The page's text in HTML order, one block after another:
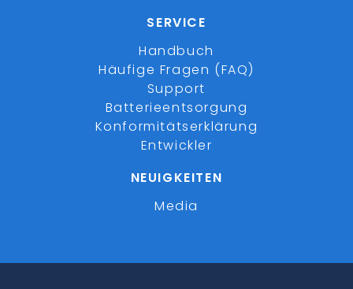
SERVICE
Handbuch
Häufige Fragen (FAQ)
Support
Batterieentsorgung
Konformitätserklärung
Entwickler
NEUIGKEITEN
Media